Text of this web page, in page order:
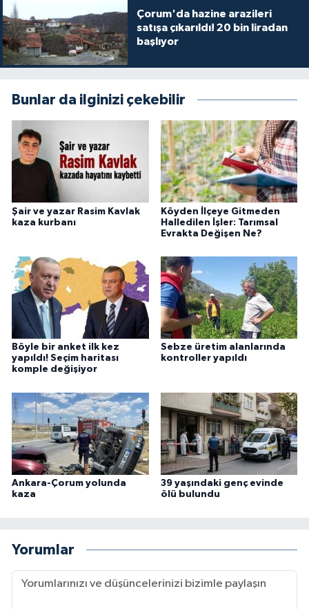
Çorum'da hazine arazileri
satışa çıkarıldı! 20 bin liradan
başlıyor
Bunlar da ilginizi çekebilir
Şair ve yazar Rasim Kavlak
kaza kurbanı
Köyden İlçeye Gitmeden
Halledilen İşler: Tarımsal
Evrakta Değişen Ne?
Böyle bir anket ilk kez
yapıldı! Seçim haritası
komple değişiyor
Sebze üretim alanlarında
kontroller yapıldı
Ankara-Çorum yolunda
kaza
39 yaşındaki genç evinde
ölü bulundu
Yorumlar